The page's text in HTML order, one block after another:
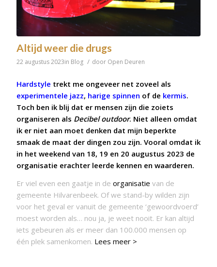
Altijd weer die drugs
22 augustus 2023in Blog / door Open Deuren
Hardstyle trekt me ongeveer net zoveel als
experimentele jazz, harige spinnen of de kermis.
Toch ben ik blij dat er mensen zijn die zoiets
organiseren als Decibel outdoor. Niet alleen omdat
ik er niet aan moet denken dat mijn beperkte
smaak de maat der dingen zou zijn. Vooral omdat ik
in het weekend van 18, 19 en 20 augustus 2023 de
organisatie erachter leerde kennen en waarderen.
Er viel even een gaatje in de organisatie van de
gemeente Hilvarenbeek. Of we stand-by wilden zijn
voor het geval er vanuit de gemeente ‘gewoordvoerd’
moest worden als… nou ja, je weet nooit. Er kan altijd
iets gebeuren als er meer dan 100.000 mensen op
één plek samenkomen. Lees meer >